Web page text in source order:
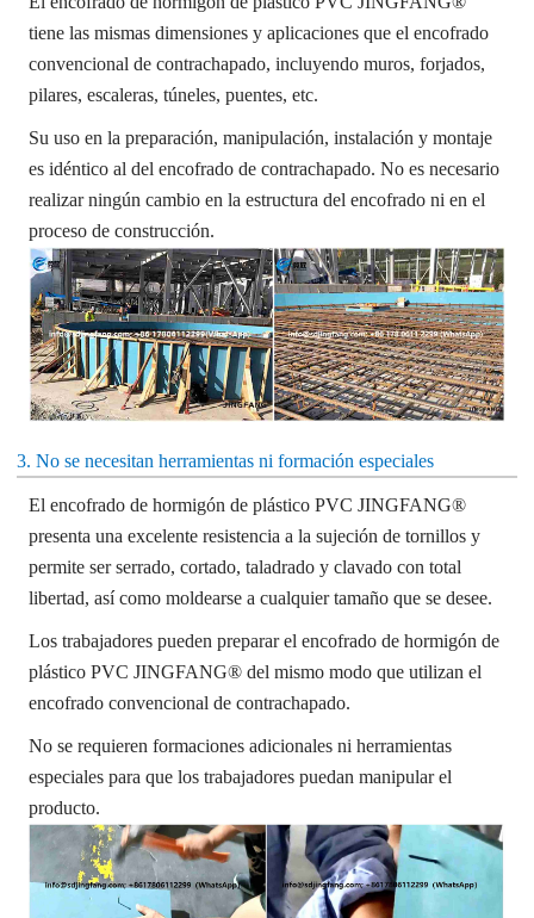
tiene las mismas dimensiones y aplicaciones que el encofrado
convencional de contrachapado, incluyendo muros, forjados,
pilares, escaleras, túneles, puentes, etc.
Su uso en la preparación, manipulación, instalación y montaje
es idéntico al del encofrado de contrachapado. No es necesario
realizar ningún cambio en la estructura del encofrado ni en el
proceso de construcción.
3. No se necesitan herramientas ni formación especiales
El encofrado de hormigón de plástico PVC JINGFANG®
presenta una excelente resistencia a la sujeción de tornillos y
permite ser serrado, cortado, taladrado y clavado con total
libertad, así como moldearse a cualquier tamaño que se desee.
Los trabajadores pueden preparar el encofrado de hormigón de
plástico PVC JINGFANG® del mismo modo que utilizan el
encofrado convencional de contrachapado.
No se requieren formaciones adicionales ni herramientas
especiales para que los trabajadores puedan manipular el
producto.